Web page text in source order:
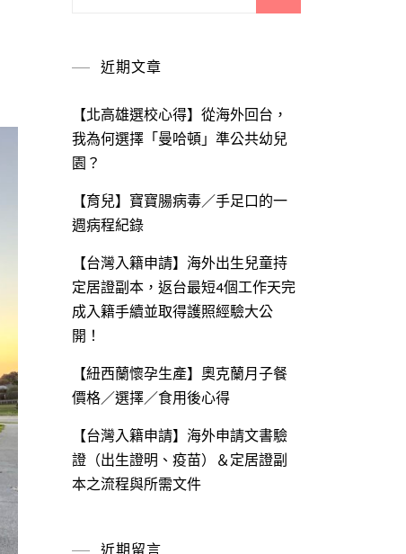
近期文章
【北高雄選校心得】從海外回台，
我為何選擇「曼哈頓」準公共幼兒
園？
【育兒】寶寶腸病毒／手足口的一
週病程紀錄
【台灣入籍申請】海外出生兒童持
定居證副本，返台最短4個工作天完
成入籍手續並取得護照經驗大公
開！
【紐西蘭懷孕生產】奧克蘭月子餐
價格／選擇／食用後心得
【台灣入籍申請】海外申請文書驗
證（出生證明、疫苗）＆定居證副
本之流程與所需文件
近期留言